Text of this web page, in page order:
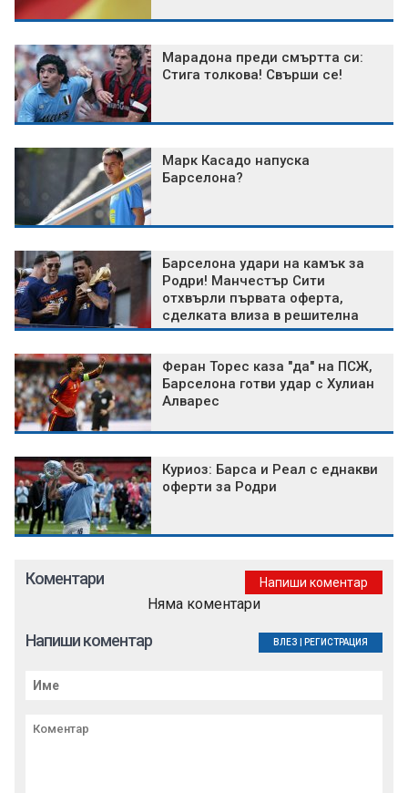
Марадона преди смъртта си:
Стига толкова! Свърши се!
Марк Касадо напуска
Барселона?
Барселона удари на камък за
Родри! Манчестър Сити
отхвърли първата оферта,
сделката влиза в решителна
фаза
Феран Торес каза "да" на ПСЖ,
Барселона готви удар с Хулиан
Алварес
Куриоз: Барса и Реал с еднакви
оферти за Родри
Коментари Напиши коментар
Няма коментари
Напиши коментар ВЛЕЗ РЕГИСТРАЦИЯ